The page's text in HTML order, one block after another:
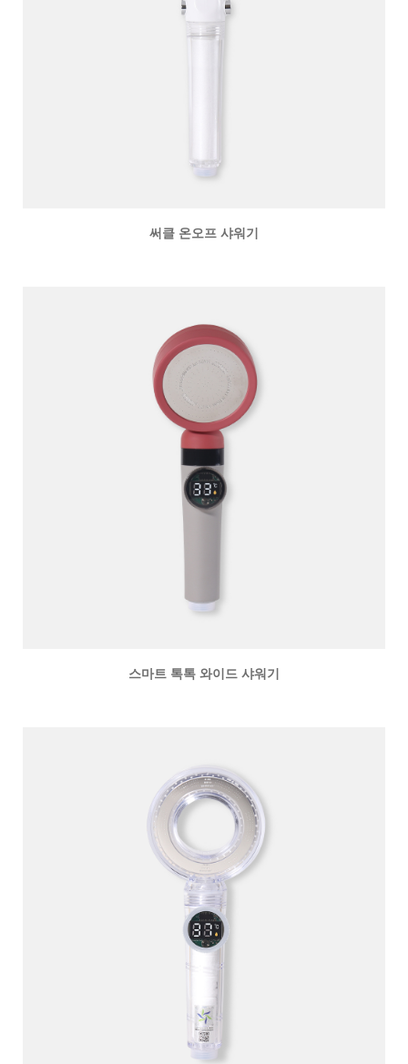
써클 온오프 샤워기
스마트 톡톡 와이드 샤워기